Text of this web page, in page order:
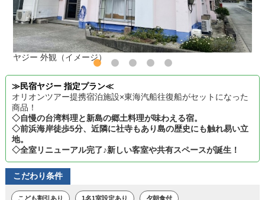
ヤジー 外観（イメージ）
≫民宿ヤジー 指定プラン≪
オリオンツアー提携宿泊施設×東海汽船往復船がセットになった
商品！
◇自慢の台湾料理と新島の郷土料理が味わえる宿。
◇前浜海岸徒歩5分、近隣に社寺もあり島の歴史にも触れ易い立
地。
◇全室リニューアル完了♪新しい客室や共有スペースが誕生！
こだわり条件
こども割引あり 1名1室設定あり 夕朝食付